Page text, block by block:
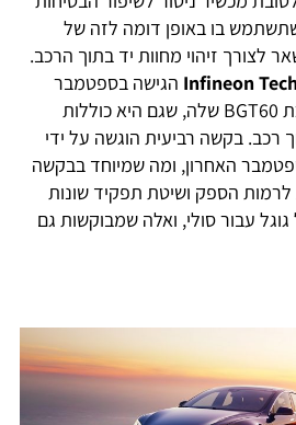
בו באופן דומה לזה של
לצורך זיהוי מחוות יד בתוך הרכב.
Infineon הגישה בספטמבר
שעבר בקשה עבור מערכת BGT60 שלה, שגם היא כוללות
רכב. בקשה רביעית הוגשה על ידי
האחרון, ומה שמיוחד בבקשה
הספק ושיטת תפקיד שונות
עבור סולי, ואלה שמבוקשות גם